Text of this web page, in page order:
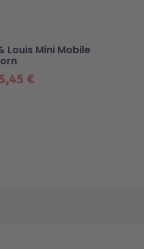
€
Louis Mini Mobile